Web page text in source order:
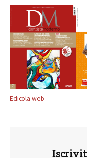
Edicola web